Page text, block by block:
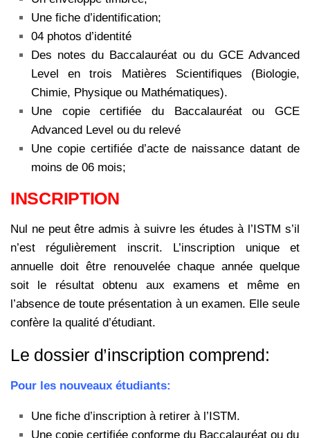
Une fiche d’identification;
04 photos d’identité
Des notes du Baccalauréat ou du GCE Advanced
Level en trois Matières Scientifiques (Biologie,
Chimie, Physique ou Mathématiques).
Une copie certifiée du Baccalauréat ou GCE
Advanced Level ou du relevé
Une copie certifiée d’acte de naissance datant de
moins de 06 mois;
INSCRIPTION
Nul ne peut être admis à suivre les études à l’ISTM s’il
n’est régulièrement inscrit. L’inscription unique et
annuelle doit être renouvelée chaque année quelque
soit le résultat obtenu aux examens et même en
l’absence de toute présentation à un examen. Elle seule
confère la qualité d’étudiant.
Le dossier d’inscription comprend:
Pour les nouveaux étudiants:
Une fiche d’inscription à retirer à l’ISTM.
Une copie certifiée conforme du Baccalauréat ou du